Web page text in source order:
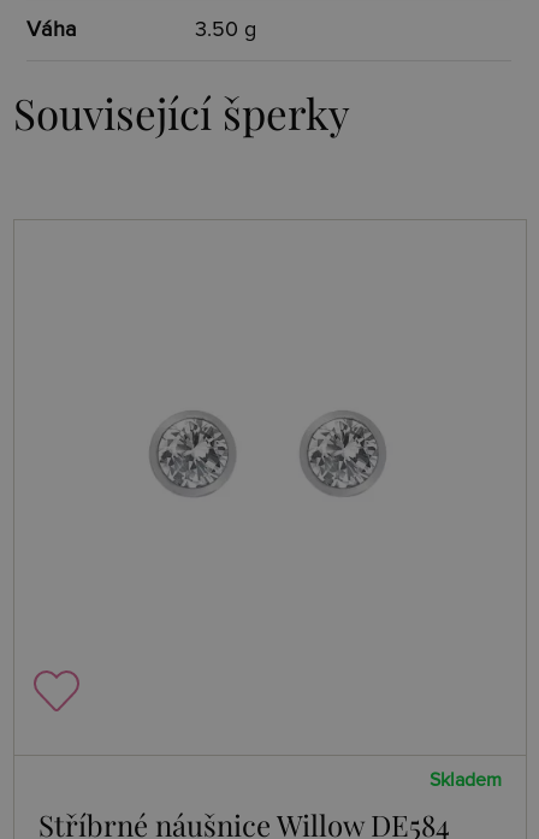
Váha 3.50 g
Související šperky
Skladem
Stříbrné náušnice Willow DE584